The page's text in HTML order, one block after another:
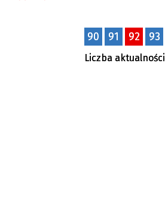
—
90 91 92 93
Liczba